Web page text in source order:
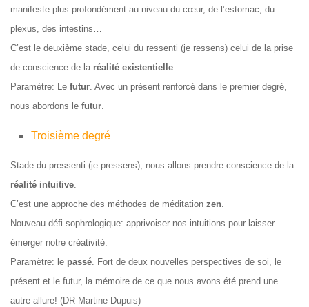
manifeste plus profondément au niveau du cœur, de l’estomac, du
plexus, des intestins…
C’est le deuxième stade, celui du ressenti (je ressens) celui de la prise
de conscience de la réalité existentielle
Paramètre: Le futur . Avec un présent renforcé dans le premier degré,
nous abordons le futur
Troisième degré
Stade du pressenti (je pressens), nous allons prendre conscience de la
réalité intuitive.
C’est une approche des méthodes de méditation zen.
Nouveau défi sophrologique: apprivoiser nos intuitions pour laisser
émerger notre créativité.
Paramètre: le passé. Fort de deux nouvelles perspectives de soi, le
présent et le futur, la mémoire de ce que nous avons été prend une
autre allure! (DR Martine Dupuis)